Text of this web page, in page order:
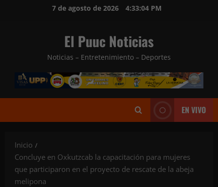
7 de agosto de 2026 4:33:06 PM
El Puuc Noticias
Noticias – Entretenimiento – Deportes
EN VIVO
Inicio
Concluye en Oxkutzcab la capacitación para mujeres
que participaron en el proyecto de rescate de la abeja
melipona